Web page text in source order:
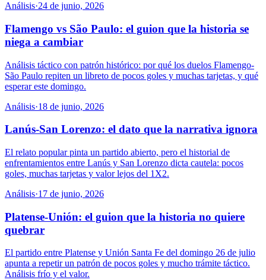
Análisis·24 de junio, 2026
Flamengo vs São Paulo: el guion que la historia se
niega a cambiar
Análisis táctico con patrón histórico: por qué los duelos Flamengo-
São Paulo repiten un libreto de pocos goles y muchas tarjetas, y qué
esperar este domingo.
Análisis·18 de junio, 2026
Lanús-San Lorenzo: el dato que la narrativa ignora
El relato popular pinta un partido abierto, pero el historial de
enfrentamientos entre Lanús y San Lorenzo dicta cautela: pocos
goles, muchas tarjetas y valor lejos del 1X2.
Análisis·17 de junio, 2026
Platense-Unión: el guion que la historia no quiere
quebrar
El partido entre Platense y Unión Santa Fe del domingo 26 de julio
apunta a repetir un patrón de pocos goles y mucho trámite táctico.
Análisis frío y el valor.